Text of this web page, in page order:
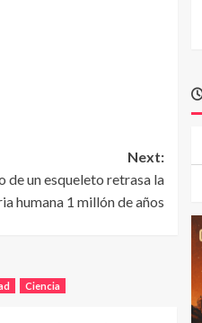
Next:
de un esqueleto retrasa la
humana 1 millón de años
Ciencia